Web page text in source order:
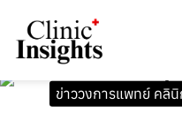
ข่าววงการแพทย์ คลินิ